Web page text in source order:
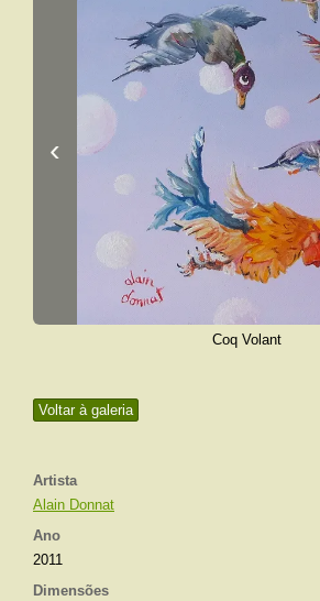
Voltar à galeria
Artista
Alain Donnat
Ano
2011
Dimensões
‹
Coq Volant